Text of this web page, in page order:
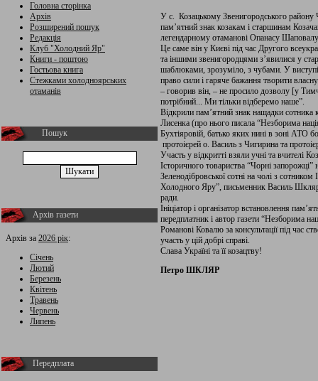
Головна сторінка
Архів
Розширений пошук
Редакція
Клуб "Холодний Яр"
Книги - поштою
Гостьова книга
Стежками холодноярських
отаманів
Пошук
Архів газети
Архів за 2026 рік:
Січень
Лютий
Березень
Квітень
Травень
Червень
Липень
Передплата
У с. Козацькому Звенигородського
пам’ятний знак козакам і старшинам
легендарному отаманові Опанасу
Це саме він у Києві під час Другого
та іншими звенигородцями з’явилися у
шаблюками, зрозуміло, з чубами. У
право сили і гаряче бажання творити
– говорив він, – не просило дозволу [у
потрібний... Ми тільки відберемо наше”.
Відкрили пам’ятний знак нащадки сотника
Лисенка (про нього писала “Незборима
Бухтіяровій, батько яких нині в зоні АТО
протоієрей о. Василь з Чигирина та
Участь у відкритті взяли учні та вчителі
Історичного товариства “Чорні
Зеленодібровської сотні на чолі з
Холодного Яру”, письменник Василь
ради.
Ініціатор і організатор встановлення
передплатник і автор газети “Незборима
Романові Ковалю за консультації під час
участь у цій добрі справі.
Слава Україні та її козацтву!
Петро ШКЛЯР